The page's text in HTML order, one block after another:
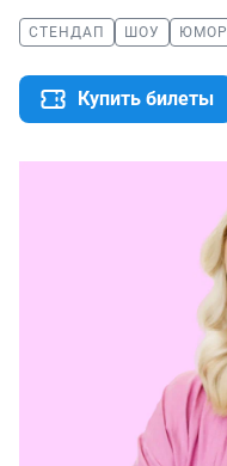
СТЕНДАП ШОУ ЮМОР
Купить билеты